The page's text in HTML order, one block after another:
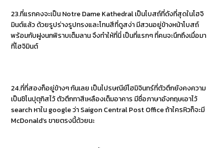
23.ที่แรกคงจะเป็น Notre Dame Kathedral เป็นโบสถ์ที่ดังที่สุดในโฮจิ
มินต์แล้ว ด้วยรูปร่างรูปทรงและโทนสีที่ดูสง่า มีสวนอยู่ข้างหน้าโบสถ์
พร้อมกับฝูงนกพิราบเต็มลาน จึงทำให้ที่นี่ เป็นที่แรกๆ ที่คนจะนึกถึงเมื่อมา
ที่โฮจิมินต์
24.ที่ที่สองก็อยู่ข้างๆ กันเลย เป็นไปรษณีย์โฮมิจินทร์ที่ตัวตึกยังคงความ
เป็นชิโนปุตุกิสไว้ ตัวตึกทาสีเหลืองเต็มอาคาร มีชื่อภาษาอังกฤษเอาไว้
search หาใน google ว่า Saigon Central Post Office ถ้าใครหิวก็จะมี
McDonald’s ขายตรงนี้ด้วยนะ